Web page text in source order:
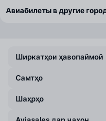
Авиабилеты в другие
Ширкатҳои ҳавопаймоӣ
Самтҳо
Шаҳрҳо